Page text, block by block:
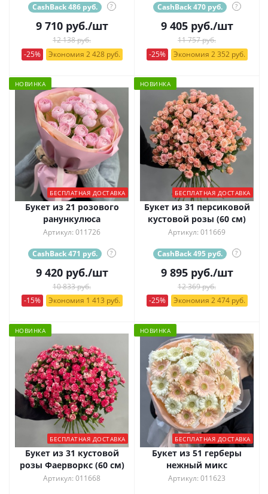
CashBack 486 руб. ?
9 710руб./шт
12 138 руб.
-25%
Экономия 2 428 руб.
CashBack 470 руб. ?
9 405руб./шт
11 757 руб.
-25%
Экономия 2 352 руб.
НОВИНКА
БЕСПЛАТНАЯ ДОСТАВКА
Букет из 21 розового
ранункулюса
Артикул: 011726
CashBack 471 руб. ?
9 420руб./шт
10 833 руб.
-15%
Экономия 1 413 руб.
НОВИНКА
БЕСПЛАТНАЯ ДОСТАВКА
Букет из 31 персиковой
кустовой розы (60 см)
Артикул: 011669
CashBack 495 руб. ?
9 895руб./шт
12 369 руб.
-25%
Экономия 2 474 руб.
НОВИНКА
БЕСПЛАТНАЯ ДОСТАВКА
Букет из 31 кустовой
розы Фаерворкс (60 см)
Артикул: 011668
НОВИНКА
БЕСПЛАТНАЯ ДОСТАВКА
Букет из 51 герберы
нежный микс
Артикул: 011623